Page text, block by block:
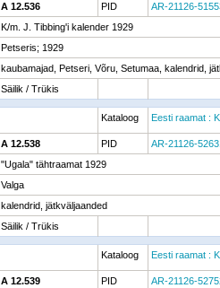
A 12.536 PID
AR-21126-
K/m. J. Tibbing'i kalender 1929
Petseris; 1929
kaubamajad, Petseri, Võru, Setumaa, kalendrid,
Säilik / Trükis
Kataloog Eesti raamat :
A 12.538 PID
AR-21126-
"Ugala" tähtraamat 1929
Valga
kalendrid, jätkväljaanded
Säilik / Trükis
Kataloog Eesti raamat :
A 12.539 PID AR-21126-